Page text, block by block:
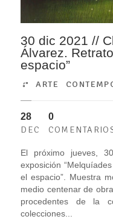
30 dic 2021 //
Álvarez.
espacio”
ARTE
28
DEC
0
El próximo jueves,
exposición
el espacio”. Muestra
medio centenar de
procedentes de la
colecciones...